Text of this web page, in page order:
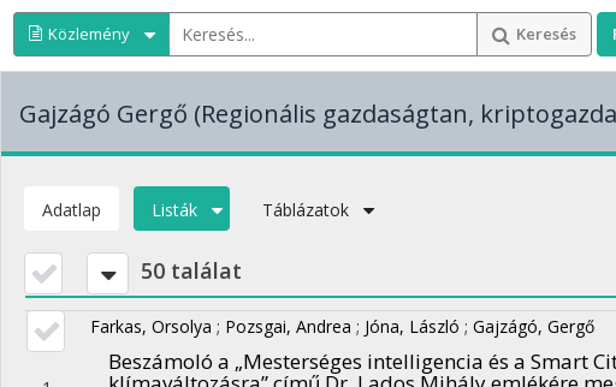
Közlemény Keresés
Gajzágó Gergő (Regionális gazdaságtan,
Adatlap Listák Táblázatok
50 találat
Farkas, Orsolya ; Pozsgai, Andrea ; Jóna, László ; Gajzágó, Gergő
Beszámoló a „Mesterséges intelligencia és a Smart